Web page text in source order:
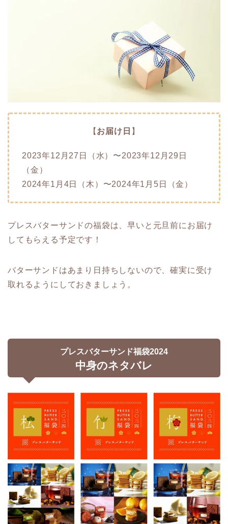
【 お届け日 】
2023年12月27日（水）〜2023年12月29日
（金）
2024年1月4日（木）〜2024年1月5日（金）
プレスバターサンドの福袋は、早いと元旦前にお届け
してもらえる予定です！
バターサンドはあまり日持ちしないので、確実に受け
取れるようにしておきましょう。
プレスバターサンド福袋2024
中身のネタバレ